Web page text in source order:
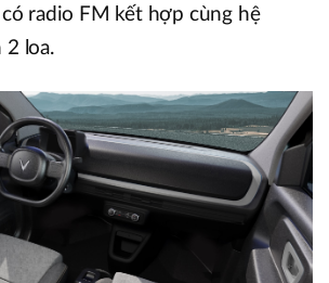
radio FM kết hợp cùng hệ
2 loa.